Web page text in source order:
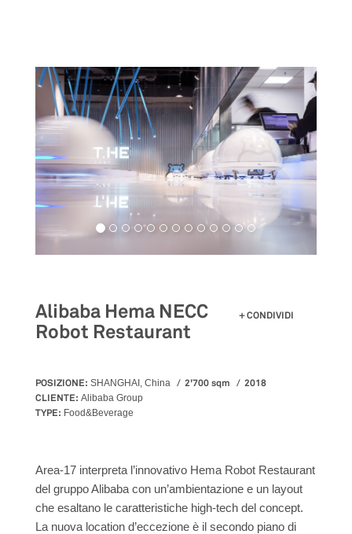
Alibaba Hema NECC
Robot Restaurant
CONDIVIDI
POSIZIONE: SHANGHAI, China 2'700 sqm
2018
CLIENTE: Alibaba Group
TYPE: Food&Beverage
Area-17 interpreta l’innovativo Hema Robot Restaurant
del gruppo Alibaba con un’ambientazione e un layout
che esaltano le caratteristiche high-tech del concept.
La nuova location d’eccezione è il secondo piano di